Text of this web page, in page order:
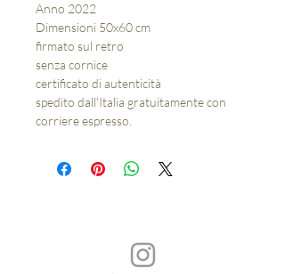
Anno 2022
Dimensioni 50x60 cm
firmato sul retro
senza cornice
certificato di autenticità
spedito dall'Italia gratuitamente con
corriere espresso.